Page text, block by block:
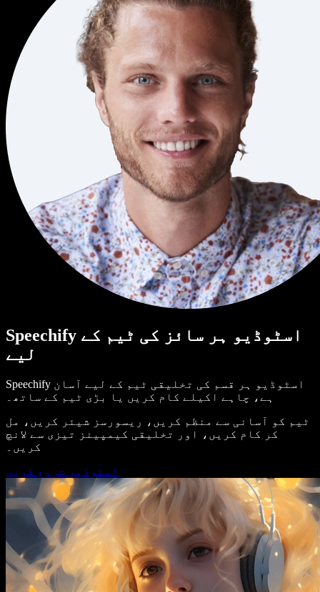
Speechify اسٹوڈیو ہر سائز کی ٹیم کے
لیے
Speechify اسٹوڈیو ہر قسم کی تخلیقی ٹیم کے لیے آسان
ہے، چاہے اکیلے کام کریں یا بڑی ٹیم کے ساتھ۔
ٹیم کو آسانی سے منظم کریں، ریسورسز شیئر کریں، مل
کر کام کریں، اور تخلیقی کیمپینز تیزی سے لانچ
کریں۔
اسٹوڈیو شروع کریں